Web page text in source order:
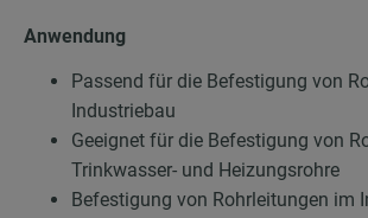
Anwendung
Passend für die Befestigung von
Industriebau
Geeignet für die Befestigung von
Trinkwasser- und Heizungsrohre
Befestigung von Rohrleitungen im